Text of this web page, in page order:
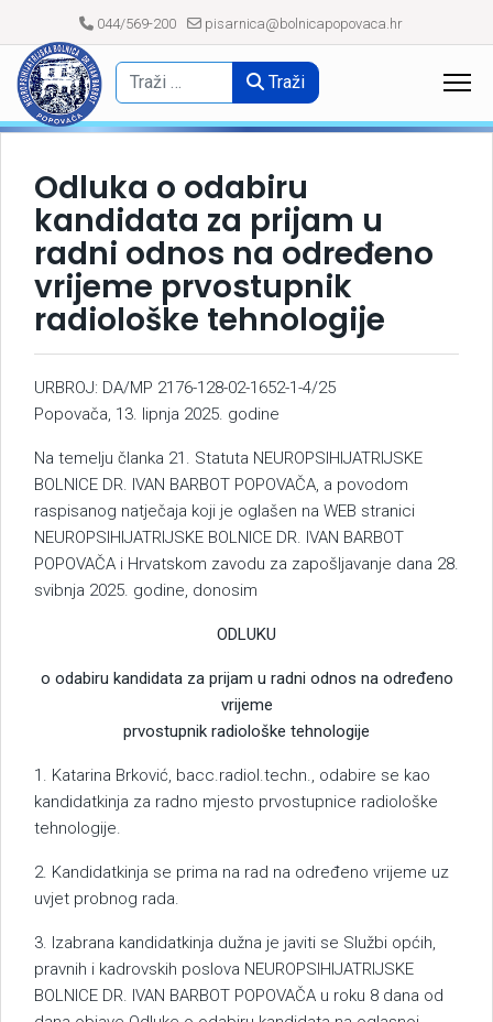
044/569-200 pisarnica@bolnicapopovaca.hr
Traži
Odluka o odabiru
kandidata za prijam u
radni odnos na određeno
vrijeme prvostupnik
radiološke tehnologije
URBROJ: DA/MP 2176-128-02-1652-1-4/25
Popovača, 13. lipnja 2025. godine
Na temelju članka 21. Statuta NEUROPSIHIJATRIJSKE
BOLNICE DR. IVAN BARBOT POPOVAČA, a povodom
raspisanog natječaja koji je oglašen na WEB stranici
NEUROPSIHIJATRIJSKE BOLNICE DR. IVAN BARBOT
POPOVAČA i Hrvatskom zavodu za zapošljavanje dana 28.
svibnja 2025. godine, donosim
ODLUKU
o odabiru kandidata za prijam u radni odnos na određeno
vrijeme
prvostupnik radiološke tehnologije
1. Katarina Brković, bacc.radiol.techn., odabire se kao
kandidatkinja za radno mjesto prvostupnice radiološke
tehnologije.
2. Kandidatkinja se prima na rad na određeno vrijeme uz
uvjet probnog rada.
3. Izabrana kandidatkinja dužna je javiti se Službi općih,
pravnih i kadrovskih poslova NEUROPSIHIJATRIJSKE
BOLNICE DR. IVAN BARBOT POPOVAČA u roku 8 dana od